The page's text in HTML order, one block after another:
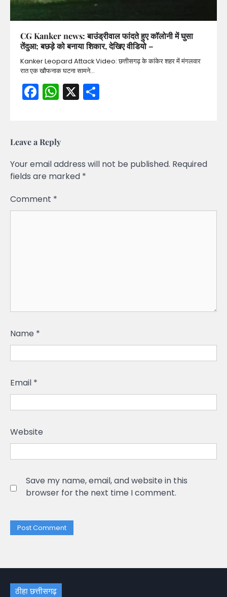
CG Kanker news: बाउंड्रीवाल फांदते हुए कॉलोनी में घुसा
तेंदुआ; बछड़े को बनाया शिकार, देखिए वीडियो –
Kanker Leopard Attack Video: छत्तीसगढ़ के कांकेर शहर में मंगलवार
रात एक खौफनाक घटना सामने…
Facebook
WhatsApp
X
Leave a Reply
Your email address will not be published. Required
fields are marked *
Comment *
Name *
Email *
Website
Save my name, email, and website in this
browser for the next time I comment.
ठीहा छत्तीसगढ़